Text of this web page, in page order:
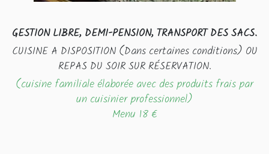
GESTION LIBRE, DEMI-PENSION, TRANSPORT DES SACS.
CUISINE A DISPOSITION (Dans certaines conditions) OU
REPAS DU SOIR SUR RÉSERVATION.
(cuisine familiale élaborée avec des produits frais par
un cuisinier professionnel)
Menu 18 €